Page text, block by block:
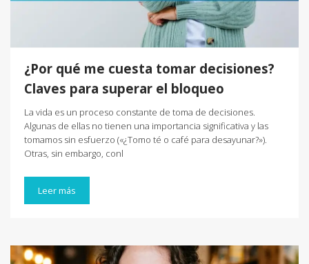
¿Por qué me cuesta tomar decisiones?
Claves para superar el bloqueo
La vida es un proceso constante de toma de decisiones.
Algunas de ellas no tienen una importancia significativa y las
tomamos sin esfuerzo («¿Tomo té o café para desayunar?»).
Otras, sin embargo, conl
Leer más